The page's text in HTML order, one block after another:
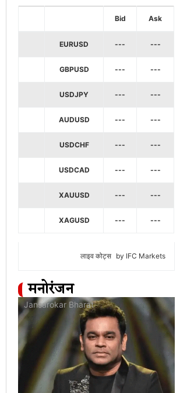
Bid Ask
EURUSD --- ---
GBPUSD --- ---
USDJPY --- ---
AUDUSD --- ---
USDCHF --- ---
USDCAD --- ---
XAUUSD --- ---
XAGUSD --- ---
लाइव कोट्स by IFC Markets
मनोरंजन
Jansarokar Bharat